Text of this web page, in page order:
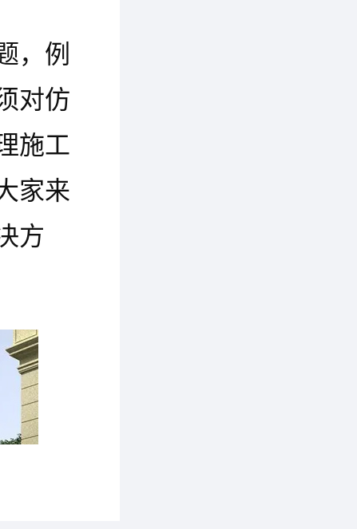
，例
对仿
施工
家来
方